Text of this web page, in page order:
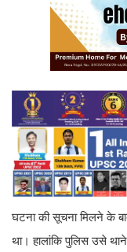
घटना की सूचना मिलने के
था। हालांकि पुलिस उसे